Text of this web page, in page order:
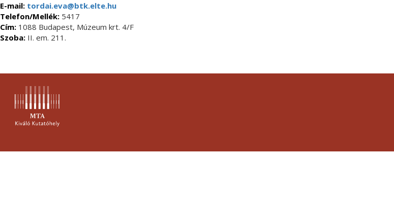
E-mail:tordai.eva@btk.elte.hu
Telefon/Mellék:5417
Cím:1088 Budapest, Múzeum krt. 4/F
Szoba:II. em. 211.